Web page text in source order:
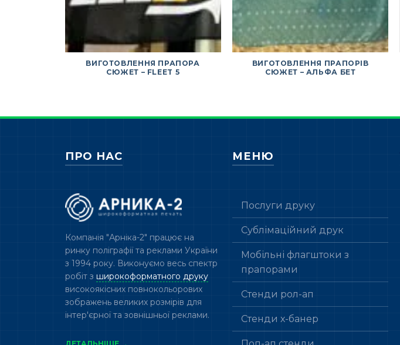
ВИГОТОВЛЕННЯ ПРАПОРА
СЮЖЕТ – FLEET 5
ВИГОТОВЛЕННЯ ПРАПОРІВ
СЮЖЕТ – АЛЬФА БЕТ
ПРО НАС
Компанія "Арніка-2" працює на
ринку поліграфії та реклами України
з 1994 року. Виконуємо весь спектр
робіт з широкоформатного друку
високоякісних повнокольорових
зображень великих розмірів для
інтер'єрної та зовнішньої реклами.
МЕНЮ
Послуги друку
Сублімаційний друк
Мобільні флагштоки з
прапорами
Стенди рол-ап
Стенди х-банер